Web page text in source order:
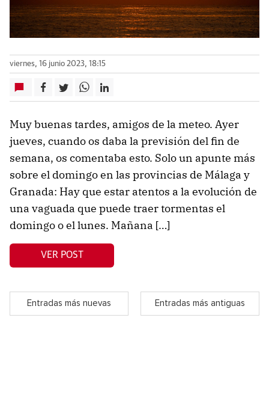
viernes, 16 junio 2023, 18:15
Muy buenas tardes, amigos de la meteo. Ayer
jueves, cuando os daba la previsión del fin de
semana, os comentaba esto. Solo un apunte más
sobre el domingo en las provincias de Málaga y
Granada: Hay que estar atentos a la evolución de
una vaguada que puede traer tormentas el
domingo o el lunes. Mañana […]
VER POST
Entradas más nuevas Entradas más antiguas